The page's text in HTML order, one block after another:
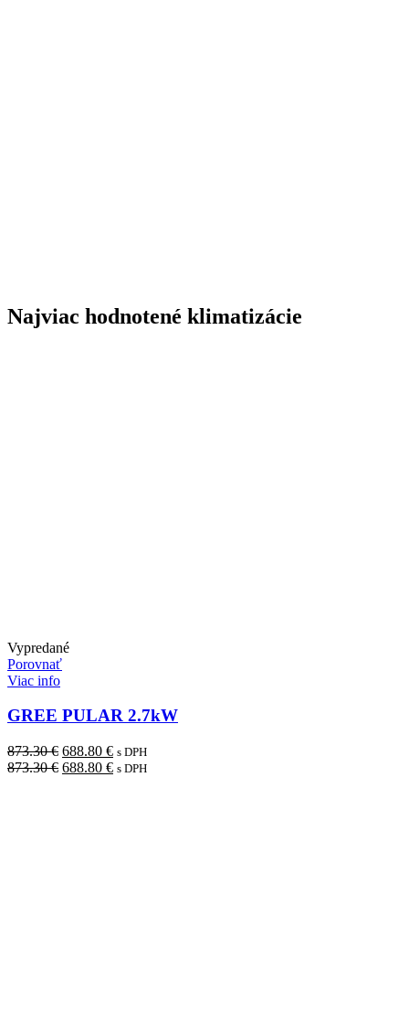
Najviac hodnotené klimatizácie
Vypredané
Porovnať
Viac info
GREE PULAR 2.7kW
873.30€ Pôvodná
cena
688.80 €Aktuálna
cena
s DPH
873.30€ Pôvodná
688.80 €Aktuálna
s DPH